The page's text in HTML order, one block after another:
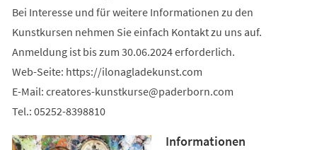
Bei Interesse und für weitere Informationen zu den
Kunstkursen nehmen Sie einfach Kontakt zu uns auf.
Anmeldung ist bis zum 30.06.2024 erforderlich.
Web-Seite: https://ilonagladekunst.com
E-Mail: creatores-kunstkurse paderborn com
Tel.: 05252-8398810
Informationen